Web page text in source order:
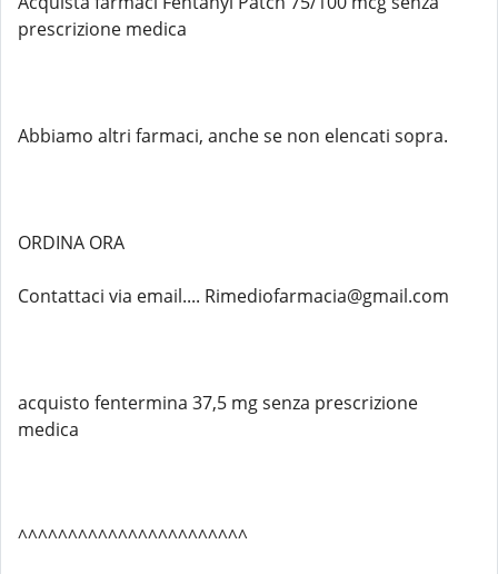
prescrizione medica
Abbiamo altri farmaci, anche se non elencati sopra.
ORDINA ORA
Contattaci via email.... Rimediofarmacia@gmail.com
acquisto fentermina 37,5 mg senza prescrizione
medica
^^^^^^^^^^^^^^^^^^^^^^^